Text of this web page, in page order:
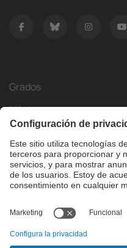
Grados
Másteres
Movilidad Internacional
Investigación
Empresa
¿Qué necesitas?